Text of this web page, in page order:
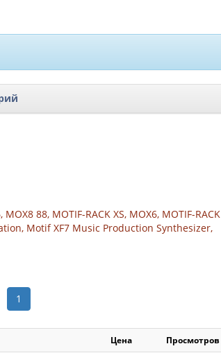
MOX8 88, MOTIF-RACK XS, MOX6, MOTIF-RACK
Motif XF7 Music Production Synthesizer,
1
Цена Просмотров